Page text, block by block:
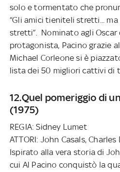
solo e tormentato che
“Gli amici tieniteli stretti...
stretti”. Nominato agli
protagonista, Pacino grazie
Michael Corleone si è
lista dei 50 migliori cattivi di
12.Quel pomeriggio di
(1975)
REGIA: Sidney Lumet
ATTORI: John Casals,
Ispirato alla vera storia di
cui Al Pacino conquistò la